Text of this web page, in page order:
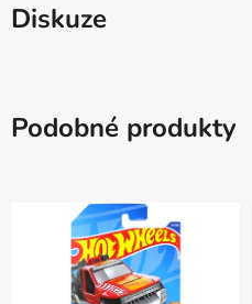
Diskuze
Podobné produkty